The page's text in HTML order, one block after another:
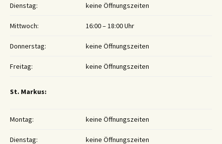
Dienstag: keine Öffnungszeiten
Mittwoch: 16:00 – 18:00 Uhr
Donnerstag: keine Öffnungszeiten
Freitag: keine Öffnungszeiten
St. Markus:
Montag: keine Öffnungszeiten
Dienstag: keine Öffnungszeiten